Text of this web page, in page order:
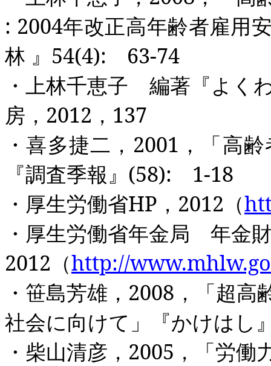
: 2004年改正高年齢者雇用
林 』 54(4):
63-74
・上林千恵子 編著『よく
房， 2012 ， 137
・喜多捷二， 2001 ，「高
『調査季報』 (58):
1-18
・厚生労働省HP ， 2012 （
・厚生労働省年金局 年金
2012 （http://
・笹島芳雄， 2008 ，「超
社会に向けて」『かけはし
・柴山清彦， 2005 ，「労